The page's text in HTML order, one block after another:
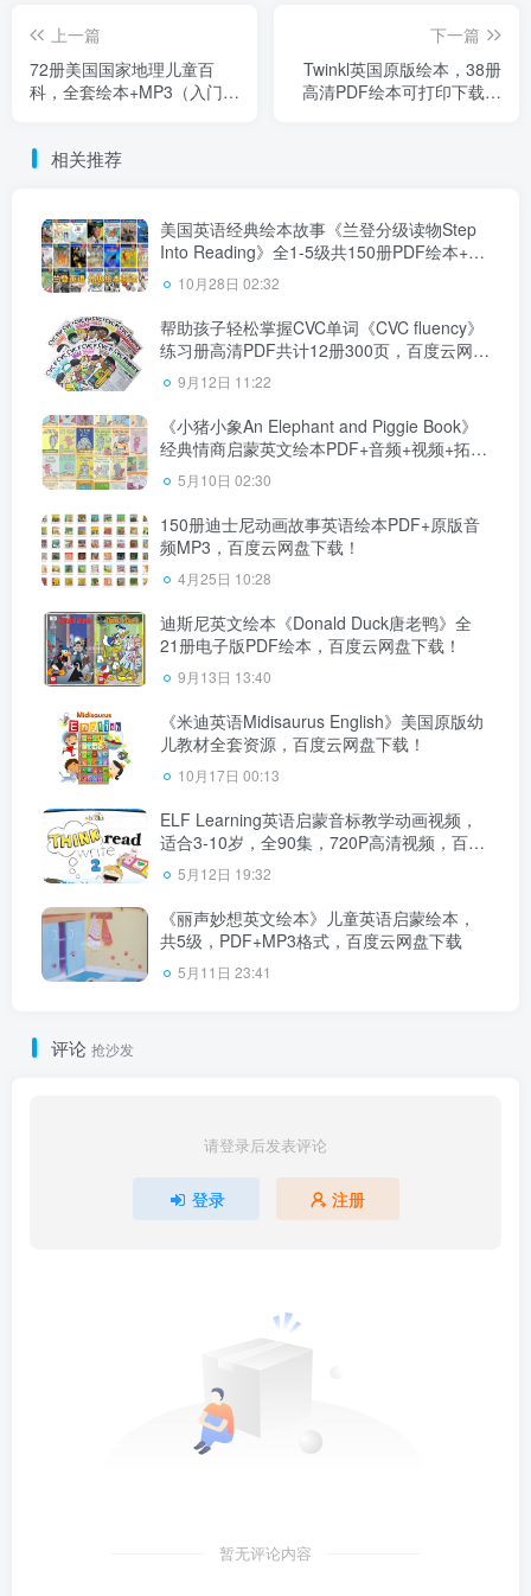
上一篇
72册美国国家地理儿童百
科，全套绘本+MP3（入门级
下一篇
Twinkl英国原版绘本，38册
高清PDF绘本可打印下载，
相关推荐
美国英语经典绘本故事《兰登分级读物Step
Into Reading》全1-5级共150册PDF绘本+音
频MP3+教师手册，百度云网盘下载！
10月28日 02:32
帮助孩子轻松掌握CVC单词《CVC fluency》
练习册高清PDF共计12册300页，百度云网盘
下载！
9月12日 11:22
《小猪小象An Elephant and Piggie Book》
经典情商启蒙英文绘本PDF+音频+视频+拓
展，百度云网盘下载！
5月10日 02:30
150册迪士尼动画故事英语绘本PDF+原版音
频MP3，百度云网盘下载！
4月25日 10:28
迪斯尼英文绘本《Donald Duck唐老鸭》全
21册电子版PDF绘本，百度云网盘下载！
9月13日 13:40
《米迪英语Midisaurus English》美国原版幼
儿教材全套资源，百度云网盘下载！
10月17日 00:13
ELF Learning英语启蒙音标教学动画视频，
适合3-10岁，全90集，720P高清视频，百度
云网盘下载
5月12日 19:32
《丽声妙想英文绘本》儿童英语启蒙绘本，
共5级，PDF+MP3格式，百度云网盘下载
5月11日 23:41
评论 抢沙发
请登录后发表评论
登录 注册
暂无评论内容